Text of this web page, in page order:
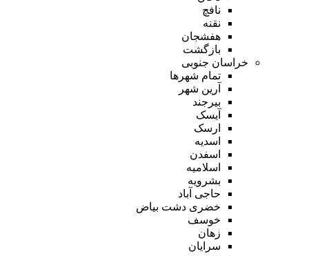
نافچ
نقنه
هفشجان
بازگشت
خراسان جنوبی
تمام شهر‌ها
آرین شهر
بیرجند
آیسک
ارسک
اسدیه
اسفدن
اسلامیه
بشرویه
حاجی آباد
خضری دشت بیاض
خوسف
زهان
سرایان